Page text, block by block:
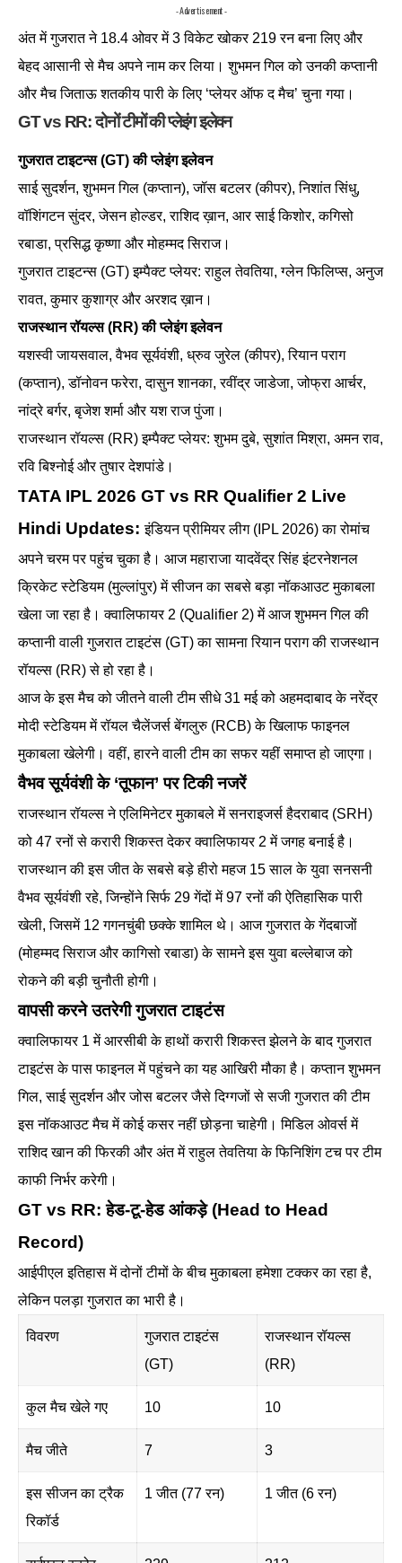
- Advertisement -
अंत में गुजरात ने 18.4 ओवर में 3 विकेट खोकर 219 रन बना लिए और
बेहद आसानी से मैच अपने नाम कर लिया। शुभमन गिल को उनकी कप्तानी
और मैच जिताऊ शतकीय पारी के लिए ‘प्लेयर ऑफ द मैच’ चुना गया।
GT vs RR:दोनों टीमों की प्लेइंग इलेवन
गुजरात टाइटन्स (GT) की प्लेइंग इलेवन
साई सुदर्शन, शुभमन गिल (कप्तान), जॉस बटलर (कीपर), निशांत सिंधु,
वॉशिंगटन सुंदर, जेसन होल्डर, राशिद ख़ान, आर साई किशोर, कगिसो
रबाडा, प्रसिद्ध कृष्णा और मोहम्मद सिराज।
गुजरात टाइटन्स (GT) इम्पैक्ट प्लेयर: राहुल तेवतिया, ग्लेन फिलिप्स, अनुज
रावत, कुमार कुशाग्र और अरशद ख़ान।
राजस्थान रॉयल्स (RR) की प्लेइंग इलेवन
यशस्वी जायसवाल, वैभव सूर्यवंशी, ध्रुव जुरेल (कीपर), रियान पराग
(कप्तान), डॉनोवन फरेरा, दासुन शानका, रवींद्र जाडेजा, जोफ्रा आर्चर,
नांद्रे बर्गर, बृजेश शर्मा और यश राज पुंजा।
राजस्थान रॉयल्स (RR) इम्पैक्ट प्लेयर: शुभम दुबे, सुशांत मिश्रा, अमन राव,
रवि बिश्नोई और तुषार देशपांडे।
TATA IPL 2026 GT vs RR Qualifier 2 Live
Hindi Updates: इंडियन प्रीमियर लीग (IPL 2026) का रोमांच
अपने चरम पर पहुंच चुका है। आज महाराजा यादवेंद्र सिंह इंटरनेशनल
क्रिकेट स्टेडियम (मुल्लांपुर) में सीजन का सबसे बड़ा नॉकआउट मुकाबला
खेला जा रहा है। क्वालिफायर 2 (Qualifier 2) में आज शुभमन गिल की
कप्तानी वाली गुजरात टाइटंस (GT) का सामना रियान पराग की राजस्थान
रॉयल्स (RR) से हो रहा है।
आज के इस मैच को जीतने वाली टीम सीधे 31 मई को अहमदाबाद के नरेंद्र
मोदी स्टेडियम में रॉयल चैलेंजर्स बेंगलुरु (RCB) के खिलाफ फाइनल
मुकाबला खेलेगी। वहीं, हारने वाली टीम का सफर यहीं समाप्त हो जाएगा।
वैभव सूर्यवंशी के ‘तूफान’ पर टिकी नजरें
राजस्थान रॉयल्स ने एलिमिनेटर मुकाबले में सनराइजर्स हैदराबाद (SRH)
को 47 रनों से करारी शिकस्त देकर क्वालिफायर 2 में जगह बनाई है।
राजस्थान की इस जीत के सबसे बड़े हीरो महज 15 साल के युवा सनसनी
वैभव सूर्यवंशी रहे, जिन्होंने सिर्फ 29 गेंदों में 97 रनों की ऐतिहासिक पारी
खेली, जिसमें 12 गगनचुंबी छक्के शामिल थे। आज गुजरात के गेंदबाजों
(मोहम्मद सिराज और कागिसो रबाडा) के सामने इस युवा बल्लेबाज को
रोकने की बड़ी चुनौती होगी।
वापसी करने उतरेगी गुजरात टाइटंस
क्वालिफायर 1 में आरसीबी के हाथों करारी शिकस्त झेलने के बाद गुजरात
टाइटंस के पास फाइनल में पहुंचने का यह आखिरी मौका है। कप्तान शुभमन
गिल, साई सुदर्शन और जोस बटलर जैसे दिग्गजों से सजी गुजरात की टीम
इस नॉकआउट मैच में कोई कसर नहीं छोड़ना चाहेगी। मिडिल ओवर्स में
राशिद खान की फिरकी और अंत में राहुल तेवतिया के फिनिशिंग टच पर टीम
काफी निर्भर करेगी।
GT vs RR: हेड-टू-हेड आंकड़े (Head to Head
Record)
आईपीएल इतिहास में दोनों टीमों के बीच मुकाबला हमेशा टक्कर का रहा है,
लेकिन पलड़ा गुजरात का भारी है।
विवरण
गुजरात टाइटंस
(GT)
राजस्थान रॉयल्स
(RR)
कुल मैच खेले गए 10 10
मैच जीते 7 3
इस सीजन का ट्रैक
रिकॉर्ड
1 जीत (77 रन) 1 जीत (6 रन)